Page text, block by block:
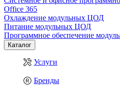
Office 365
Охлаждение модульных ЦОД
Питание модульных ЦОД
Программное обеспечение
Каталог
Услуги
Бренды